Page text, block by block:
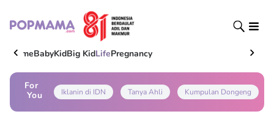
HomeBabyKidBig KidLifePregnancy
For
You
Iklanin di IDN Tanya Ahli Kumpulan Dongeng